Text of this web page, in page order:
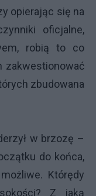
opierając się na
oficjalne,
robią to co
zakwestionować
zbudowana
w brzozę –
do końca,
Którędy
Z jaką